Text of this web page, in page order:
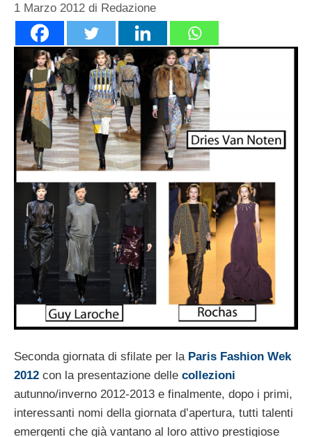
1 Marzo 2012 di Redazione
Seconda giornata di sfilate per la Paris Fashion Wek
2012 con la presentazione delle collezioni
autunno/inverno 2012-2013 e finalmente, dopo i primi,
interessanti nomi della giornata d’apertura, tutti talenti
emergenti che già vantano al loro attivo prestigiose